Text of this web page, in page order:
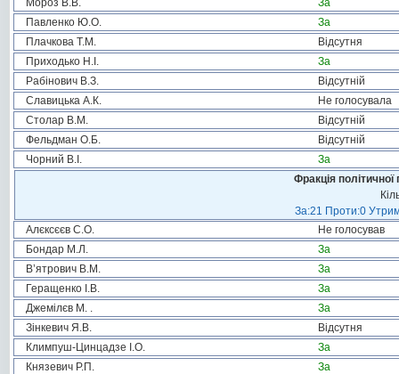
Мороз В.В.
За
Павленко Ю.О.
За
Плачкова Т.М.
Відсутня
Приходько Н.І.
За
Рабінович В.З.
Відсутній
Славицька А.К.
Не голосувала
Столар В.М.
Відсутній
Фельдман О.Б.
Відсутній
Чорний В.І.
За
Фракція
За:21 Проти:0
Алєксєєв С.О.
Не голосував
Бондар М.Л.
За
В’ятрович В.М.
За
Геращенко І.В.
За
Джемілєв М. .
За
Зінкевич Я.В.
Відсутня
Климпуш-Цинцадзе І.О.
За
Князевич Р.П.
За